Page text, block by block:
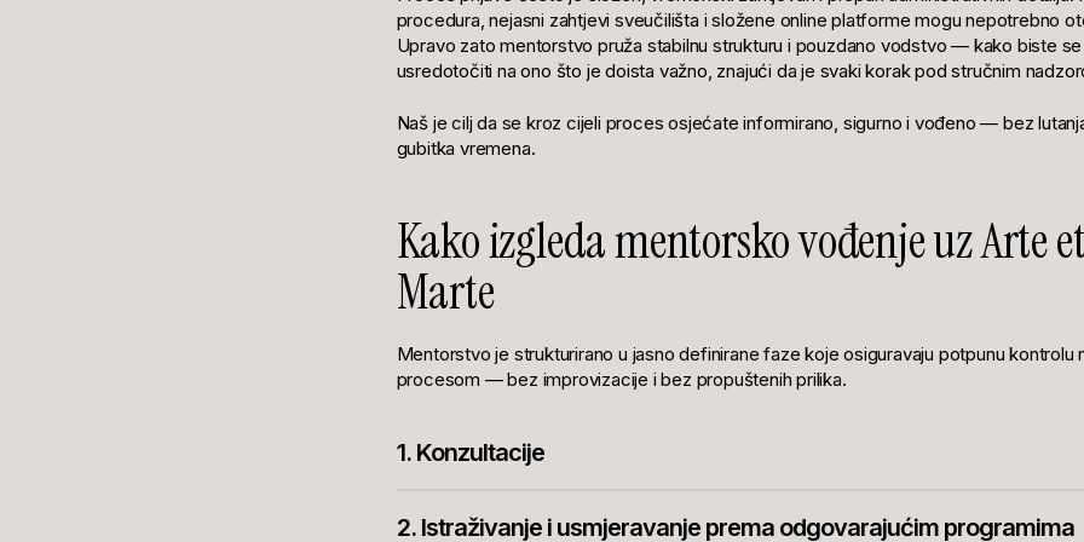
procedura, nejasni zahtjevi sveučilišta i složene online platforme mogu nepotrebno
Upravo zato mentorstvo pruža stabilnu strukturu i pouzdano vodstvo — kako biste
usredotočiti na ono što je doista važno, znajući da je svaki korak pod stručnim
Naš je cilj da se kroz cijeli proces osjećate informirano, sigurno i vođeno — bez
gubitka vremena.
Kako izgleda mentorsko vođenje uz Arte et
Marte
Mentorstvo je strukturirano u jasno definirane faze koje osiguravaju potpunu kontrolu
procesom — bez improvizacije i bez propuštenih prilika.
1. Konzultacije
faza postavlja temelj cijelog procesa: jasno definirane ciljeve, realna očekivanja i
2. Istraživanje i usmjeravanje prema odgovarajućim programima